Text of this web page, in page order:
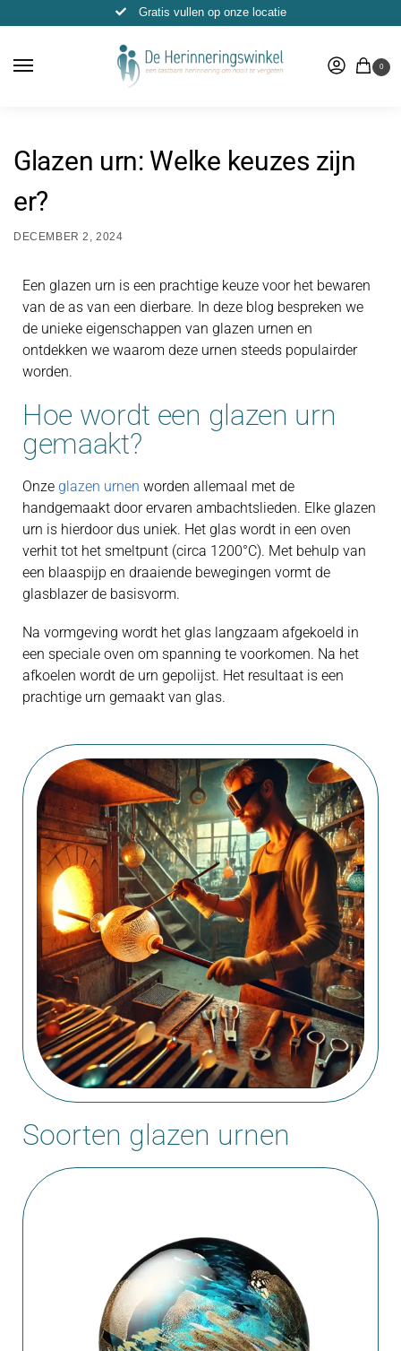
Gratis vullen op onze locatie
0
Glazen urn: Welke keuzes zijn
er?
DECEMBER 2, 2024
Een glazen urn is een prachtige keuze voor het bewaren
van de as van een dierbare. In deze blog bespreken we
de unieke eigenschappen van glazen urnen en
ontdekken we waarom deze urnen steeds populairder
worden.
Hoe wordt een glazen urn
gemaakt?
Onze glazen urnen worden allemaal met de
handgemaakt door ervaren ambachtslieden. Elke glazen
urn is hierdoor dus uniek. Het glas wordt in een oven
verhit tot het smeltpunt (circa 1200°C). Met behulp van
een blaaspijp en draaiende bewegingen vormt de
glasblazer de basisvorm.
Na vormgeving wordt het glas langzaam afgekoeld in
een speciale oven om spanning te voorkomen. Na het
afkoelen wordt de urn gepolijst. Het resultaat is een
prachtige urn gemaakt van glas.
Soorten glazen urnen